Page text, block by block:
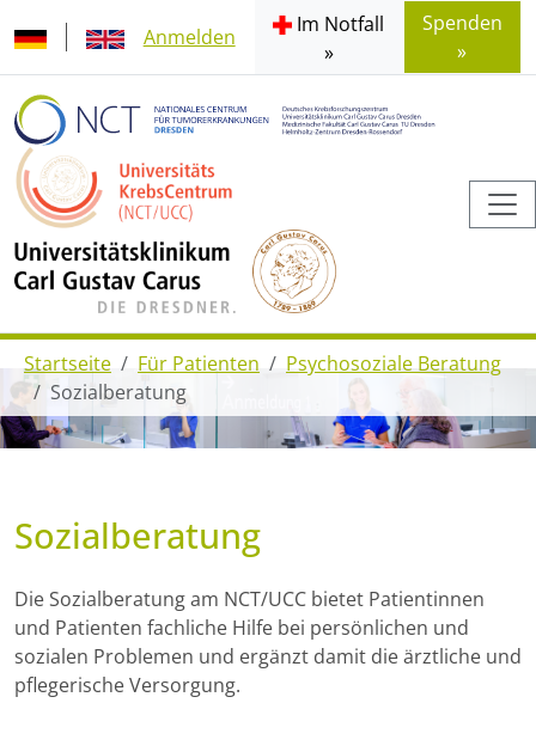
Anmelden
Im Notfall
»
Spenden
»
Startseite Für Patienten
Psychosoziale Beratung
Sozialberatung
Sozialberatung
Die Sozialberatung am NCT/UCC bietet Patientinnen
und Patienten fachliche Hilfe bei persönlichen und
sozialen Problemen und ergänzt damit die ärztliche und
pflegerische Versorgung.